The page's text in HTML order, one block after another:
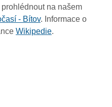
na našem
- Bítov. Informace o
Wikipedie.